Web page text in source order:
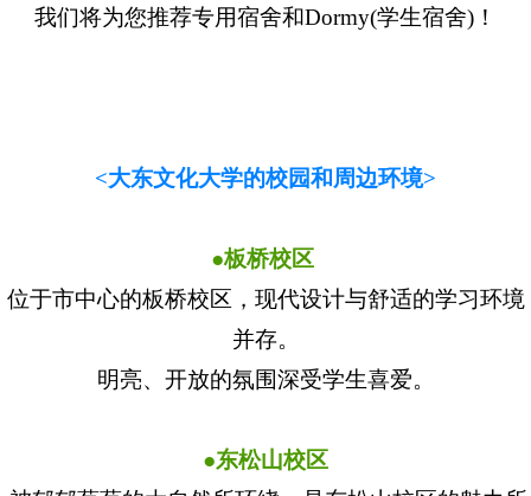
我们将为您推荐专用宿舍和Dormy(学生宿舍)！
<大东文化大学的校园和周边环境>
●板桥校区
位于市中心的板桥校区，现代设计与舒适的学习环境
并存。
明亮、开放的氛围深受学生喜爱。
●东松山校区